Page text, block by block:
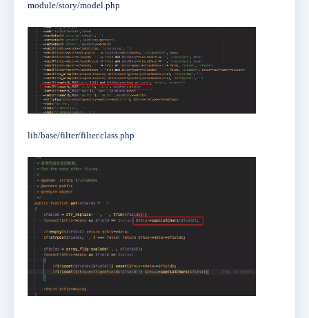
module/story/model.php
lib/base/filter/filter.class.php